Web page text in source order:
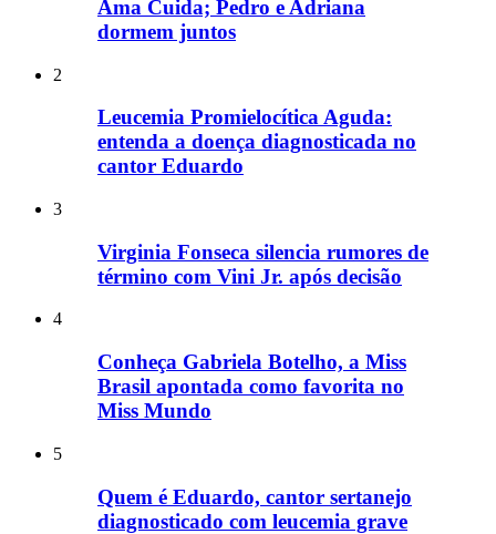
Ama Cuida; Pedro e Adriana
dormem juntos
2
Leucemia Promielocítica Aguda:
entenda a doença diagnosticada no
cantor Eduardo
3
Virginia Fonseca silencia rumores de
término com Vini Jr. após decisão
4
Conheça Gabriela Botelho, a Miss
Brasil apontada como favorita no
Miss Mundo
5
Quem é Eduardo, cantor sertanejo
diagnosticado com leucemia grave